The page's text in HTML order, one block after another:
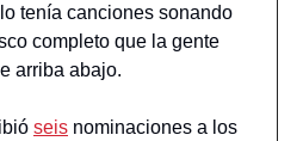
tenía canciones sonando
completo que la gente
arriba abajo.
seis nominaciones a los